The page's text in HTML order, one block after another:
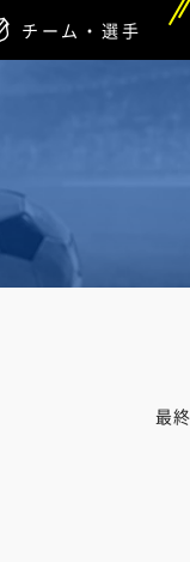
チーム・選手
最